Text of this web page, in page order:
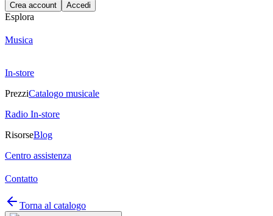
Crea account Accedi
Esplora
Musica
In-store
PrezziCatalogo musicale
Radio In-store
RisorseBlog
Centro assistenza
Contatto
Torna al catalogo